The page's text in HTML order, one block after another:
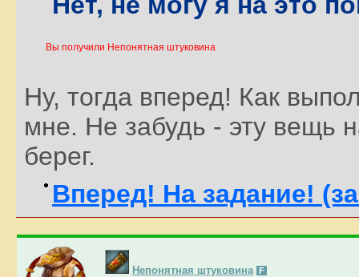
Вы получили Непонятная штуковина
Ну, тогда вперед! Как
мне. Не забудь - эту вещь
берег.
Вперед! На задание!
Непонятная штуковина F